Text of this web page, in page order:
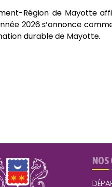
Région de Mayotte
2026 s’annonce
durable de Mayotte.
NOS